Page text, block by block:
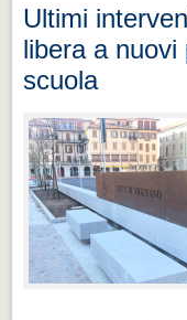
Ultimi
libera a
scuola